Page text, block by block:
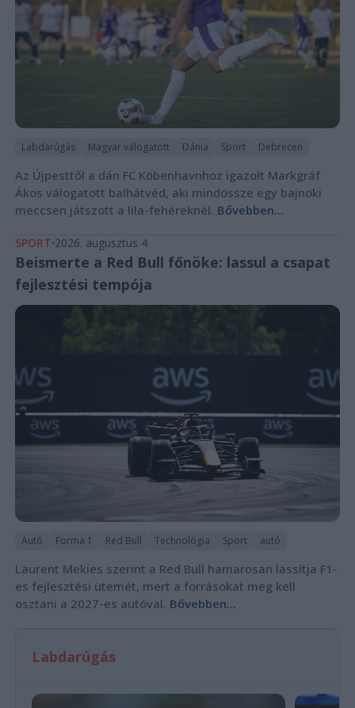
Labdarúgás Magyar válogatott Dánia Sport Debrecen
Az Újpesttől a dán FC Köbenhavnhoz igazolt Markgráf
Ákos válogatott balhátvéd, aki mindössze egy bajnoki
meccsen játszott a lila-fehéreknél. Bővebben...
SPORT 2026. augusztus 4.
Beismerte a Red Bull főnöke: lassul a csapat
fejlesztési tempója
Autó Forma 1 Red Bull Technológia Sport autó
Laurent Mekies szerint a Red Bull hamarosan lassítja F1-
es fejlesztési ütemét, mert a forrásokat meg kell
osztani a 2027-es autóval. Bővebben...
Labdarúgás